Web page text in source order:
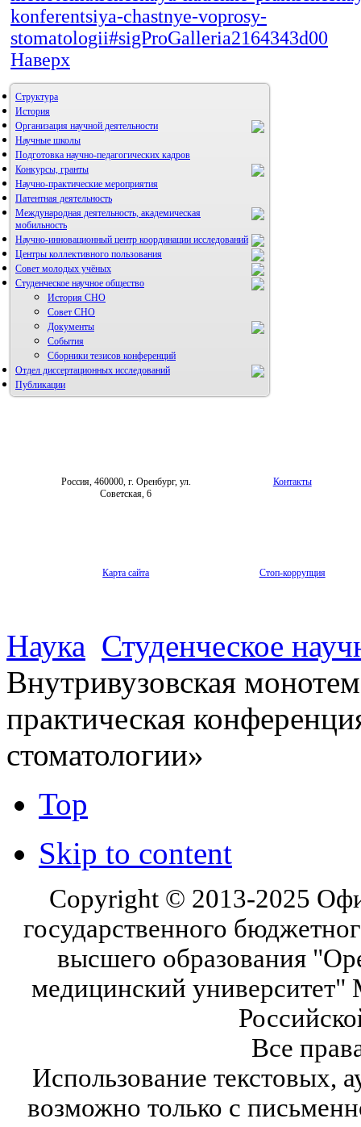
konferentsiya-chastnye-voprosy-
stomatologii#sigProGalleria2164343d00
Наверх
Структура
История
Организация научной деятельности
Научные школы
Подготовка научно-педагогических кадров
Конкурсы, гранты
Научно-практические мероприятия
Патентная деятельность
Международная деятельность, академическая
мобильность
Научно-инновационный центр координации исследований
НИИ микрохирургии и клинической анатомии
Центры коллективного пользования
Совет молодых учёных
Студенческое научное общество
История СНО
Совет СНО
Документы
События
Сборники тезисов конференций
Отдел диссертационных исследований
Публикации
Россия, 460000, г. Оренбург, ул.
Советская, 6
Контакты
Карта сайта Стоп-коррупция
Наука Студенческое
Внутривузовская
практическая
стоматологии»
Top
Skip to content
Copyright © 2013-2025
государственного
высшего образования
медицинский университет"
Все
Использование текстовых,
возможно только с